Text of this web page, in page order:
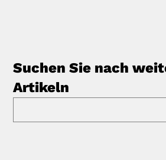
Suchen Sie nach
Artikeln